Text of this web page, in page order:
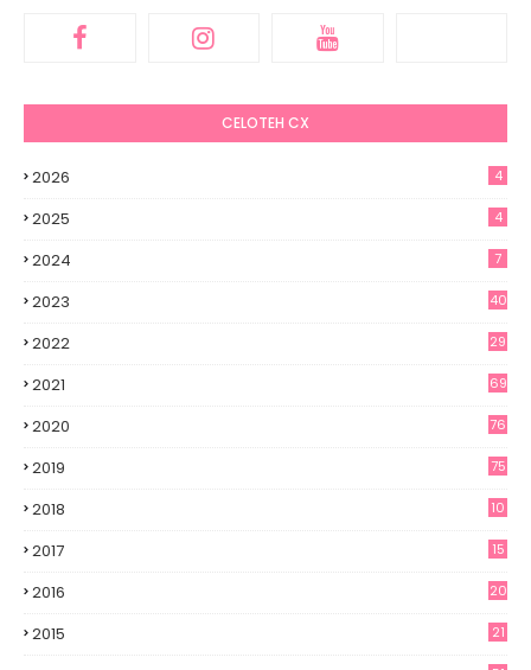
CELOTEH CX
2026 4
2025 4
2024 7
2023 40
2022 29
2021 69
2020 76
2019 75
2018 10
2017 15
2016 20
2015 21